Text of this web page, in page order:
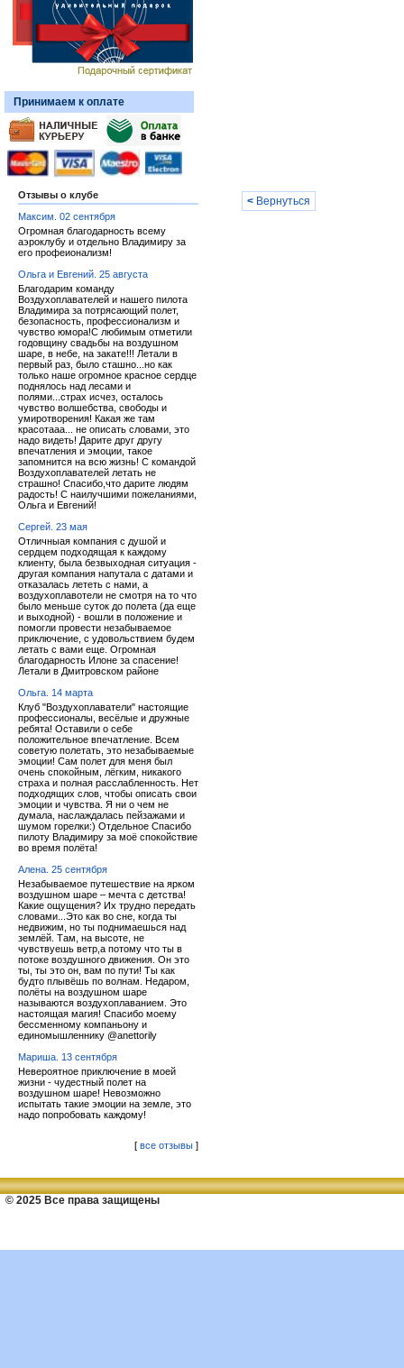
Принимаем к оплате
Отзывы о клубе
Максим. 02 сентября
Огромная благодарность всему
аэроклубу и отдельно Владимиру за
его профеионализм!
Ольга и Евгений. 25 августа
Благодарим команду
Воздухоплавателей и нашего пилота
Владимира за потрясающий полет,
безопасность, профессионализм и
чувство юмора!С любимым отметили
годовщину свадьбы на воздушном
шаре, в небе, на закате!!! Летали в
первый раз, было сташно...но как
только наше огромное красное сердце
поднялось над лесами и
полями...страх исчез, осталось
чувство волшебства, свободы и
умиротворения! Какая же там
красотааа... не описать словами, это
надо видеть! Дарите друг другу
впечатления и эмоции, такое
запомнится на всю жизнь! С командой
Воздухоплавателей летать не
страшно! Спасибо,что дарите людям
радость! С наилучшими пожеланиями,
Ольга и Евгений!
Сергей. 23 мая
Отличныая компания с душой и
сердцем подходящая к каждому
клиенту, была безвыходная ситуация -
другая компания напутала с датами и
отказалась лететь с нами, а
воздухоплавотели не смотря на то что
было меньше суток до полета (да еще
и выходной) - вошли в положение и
помогли провести незабываемое
приключение, с удовольствием будем
летать с вами еще. Огромная
благодарность Илоне за спасение!
Летали в Дмитровском районе
Ольга. 14 марта
Клуб "Воздухоплаватели" настоящие
профессионалы, весёлые и дружные
ребята! Оставили о себе
положительное впечатление. Всем
советую полетать, это незабываемые
эмоции! Сам полет для меня был
очень спокойным, лёгким, никакого
страха и полная расслабленность. Нет
подходящих слов, чтобы описать свои
эмоции и чувства. Я ни о чем не
думала, наслаждалась пейзажами и
шумом горелки:) Отдельное Спасибо
пилоту Владимиру за моё спокойствие
во время полёта!
Алена. 25 сентября
Незабываемое путешествие на ярком
воздушном шаре – мечта с детства!
Какие ощущения? Их трудно передать
словами...Это как во сне, когда ты
недвижим, но ты поднимаешься над
землёй. Там, на высоте, не
чувствуешь ветр,а потому что ты в
потоке воздушного движения. Он это
ты, ты это он, вам по пути! Ты как
будто плывёшь по волнам. Недаром,
полёты на воздушном шаре
называются воздухоплаванием. Это
настоящая магия! Спасибо моему
бессменному компаньону и
единомышленнику @anettorily
Мариша. 13 сентября
Невероятное приключение в моей
жизни - чудестный полет на
воздушном шаре! Невозможно
испытать такие эмоции на земле, это
надо попробовать каждому!
[ все отзывы ]
< Вернуться
© 2025 Все права защищены